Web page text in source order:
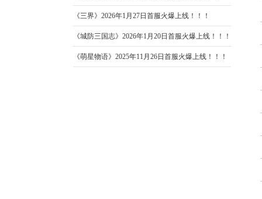
《三界》2026年1月27日首服火爆上线！！！
《城防三国志》2026年1月20日首服火爆上线！！！
《萌星物语》2025年11月26日首服火爆上线！！！